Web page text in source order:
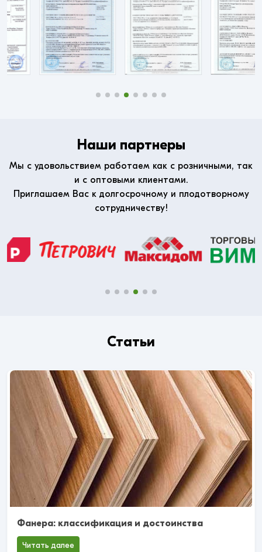
Наши партнеры
Мы с удовольствием работаем как с розничными, так
и с оптовыми клиентами.
Приглашаем Вас к долгосрочному и плодотворному
сотрудничеству!
Статьи
Фанера: классификация и достоинства
Читать далее